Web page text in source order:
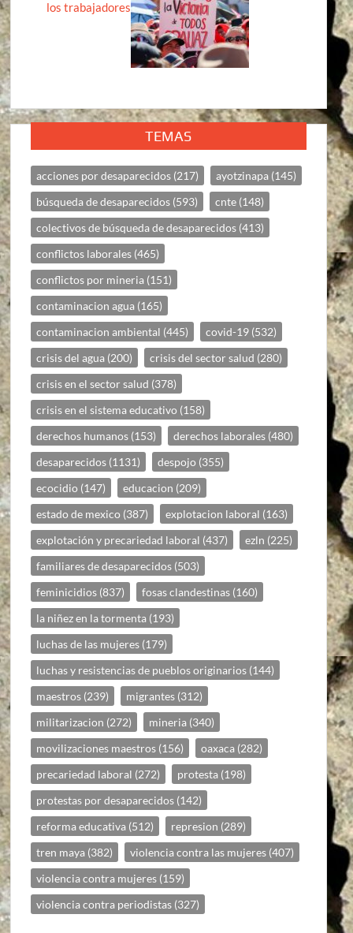
los trabajadores
TEMAS
acciones por desaparecidos (217) ayotzinapa (145)
búsqueda de desaparecidos (593) cnte (148)
colectivos de búsqueda de desaparecidos (413)
conflictos laborales (465)
conflictos por mineria (151)
contaminacion agua (165)
contaminacion ambiental (445) covid-19 (532)
crisis del agua (200) crisis del sector salud (280)
crisis en el sector salud (378)
crisis en el sistema educativo (158)
derechos humanos (153) derechos laborales (480)
desaparecidos (1131) despojo (355)
ecocidio (147) educacion (209)
estado de mexico (387) explotacion laboral (163)
explotación y precariedad laboral (437) ezln (225)
familiares de desaparecidos (503)
feminicidios (837) fosas clandestinas (160)
la niñez en la tormenta (193)
luchas de las mujeres (179)
luchas y resistencias de pueblos originarios (144)
maestros (239) migrantes (312)
militarizacion (272) mineria (340)
movilizaciones maestros (156) oaxaca (282)
precariedad laboral (272) protesta (198)
protestas por desaparecidos (142)
reforma educativa (512) represion (289)
tren maya (382) violencia contra las mujeres (407)
violencia contra mujeres (159)
violencia contra periodistas (327)